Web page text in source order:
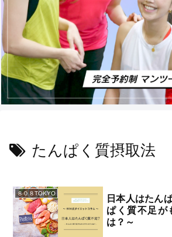
たんぱく質摂取法
８０８TOKYO
日本人はたん
ぱく質不足が
は？～